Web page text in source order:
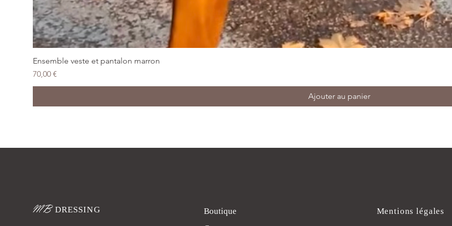
Ensemble veste et pantalon marron
Prix
70,00 €
Ajouter au panier
MB DRESSING
Boutique
Mentions légales